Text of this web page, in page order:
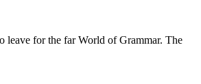
leave for the far World of Grammar. The